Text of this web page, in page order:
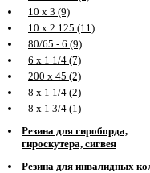
10 х 3 (9)
10 х 2.125 (11)
80/65 - 6 (9)
6 х 1 1/4 (7)
200 х 45 (2)
8 х 1 1/4 (2)
8 х 1 3/4 (1)
Резина для гироборда,
гироскутера, сигвея
Резина для инвалидных